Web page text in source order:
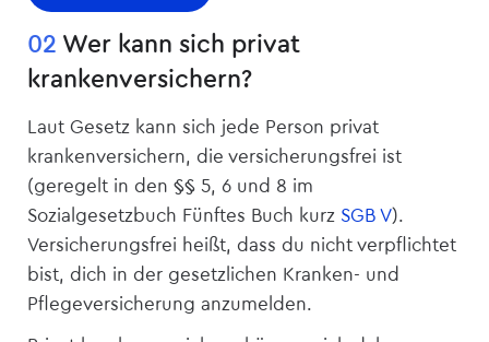
02 Wer kann sich privat
krankenversichern?
Laut Gesetz kann sich jede Person privat
krankenversichern, die ­versicherungsfrei ist
(geregelt in den §§ 5, 6 und 8 im
Sozialgesetzbuch Fünftes Buch kurz SGB V).
Versicherungsfrei heißt, dass du nicht verpflichtet
bist, dich in der gesetzlichen Kranken- und
Pflege­versicherung anzumelden.